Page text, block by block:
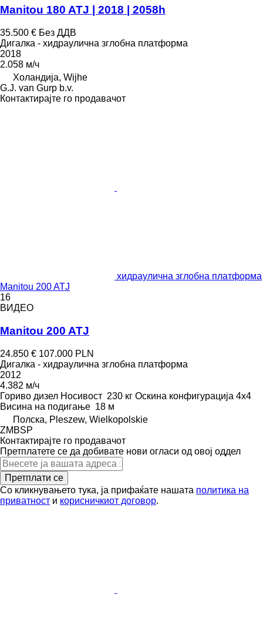
Manitou 180 ATJ | 2018 | 2058h
35.500 € Без ДДВ
Дигалка - хидраулична зглобна платформа
2018
2.058 м/ч
Холандија, Wijhe
G.J. van Gurp b.v.
Контактирајте го продавачот
хидраулична зглобна платформа
Manitou 200 ATJ
16
ВИДЕО
Manitou 200 ATJ
24.850 € 107.000 PLN
Дигалка - хидраулична зглобна платформа
2012
4.382 м/ч
Гориво дизел Носивост 230 кг Оскина конфигурација 4x4
Висина на подигање 18 м
Полска, Pleszew, Wielkopolskie
ZMBSP
Контактирајте го продавачот
Претплатете се да добивате нови огласи од овој оддел
Претплати се
Со кликнувањето тука, ја прифаќате нашата политика на
приватност и корисничкиот договор.